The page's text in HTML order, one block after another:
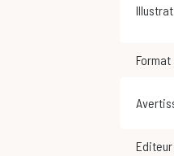
Format
Editeur